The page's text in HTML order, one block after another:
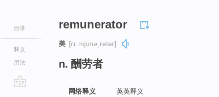
目录
释义
用法
remunerator
美 [rɪˈmjʊnəˌretər]
n. 酬劳者
网络释义 英英释义